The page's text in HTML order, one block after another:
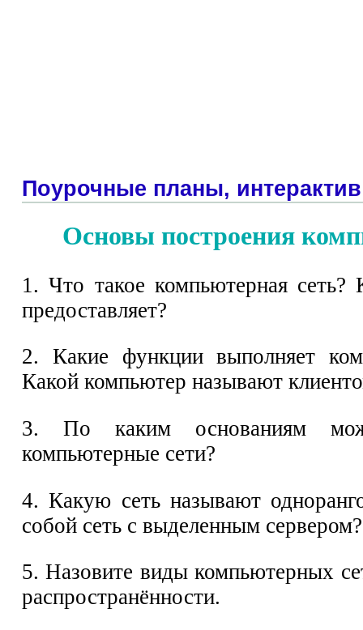
Поурочные планы, интерактив
Основы построения
1. Что такое компьютерная сеть?
предоставляет?
2. Какие функции выполняет
Какой компьютер называют
3. По каким основаниям
компьютерные сети?
4. Какую сеть называют
собой сеть с выделенным сервером?
5. Назовите виды компьютерных
распространённости.